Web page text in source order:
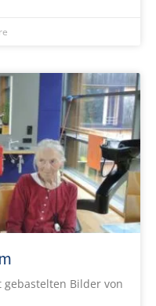
Bilder von